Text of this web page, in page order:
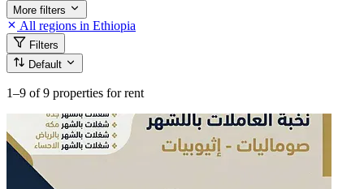
More filters
All regions in Ethiopia
Filters
Default
1–9 of 9 properties for rent